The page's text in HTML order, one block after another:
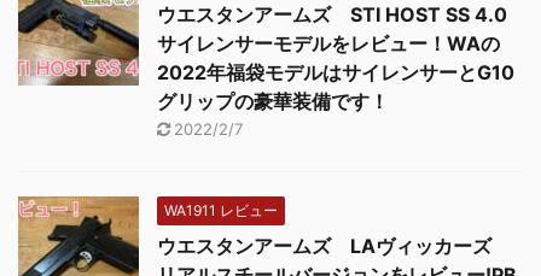
ウエスタンアームズ STI HOST SS 4.0
サイレンサーモデルをレビュー！WAの
2022年福袋モデルはサイレンサーとG10
グリップの豪華装備です！
2022/2/7
WA1911 レビュー
ウエスタンアームズ LAヴィッカーズ